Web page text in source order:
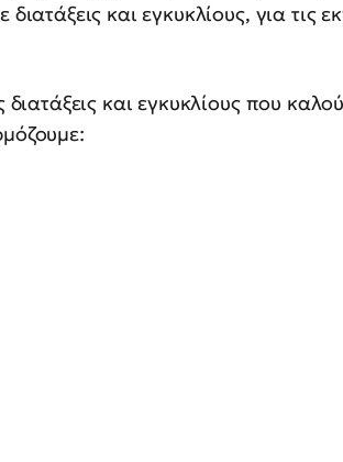
και εγκυκλίους, για τις
διατάξεις και εγκυκλίους που